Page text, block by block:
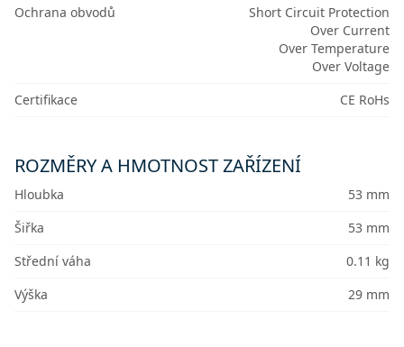
Ochrana obvodů
Short Circuit Protection
Over Current
Over Temperature
Over Voltage
Certifikace
CE RoHs
ROZMĚRY A HMOTNOST ZAŘÍZENÍ
Hloubka
53 mm
Šiřka
53 mm
Střední váha
0.11 kg
Výška
29 mm